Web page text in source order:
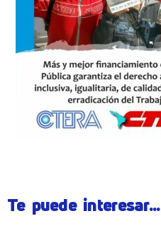
Te puede interesar...